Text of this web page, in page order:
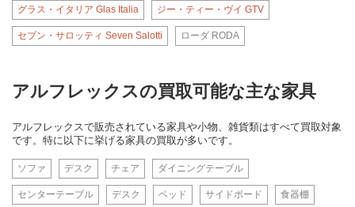
グラス・イタリア Glas Italia ジー・ティー・ヴイ GTV
セブン・サロッティ Seven Salotti ローダ RODA
アルフレックスの買取可能な主な家具
アルフレックスで販売されている家具や小物、雑貨類はすべて買取対象
です。特に以下に挙げる家具の買取が多いです。
ソファ デスク チェア ダイニングテーブル
センターテーブル デスク ベッド サイドボード 食器棚